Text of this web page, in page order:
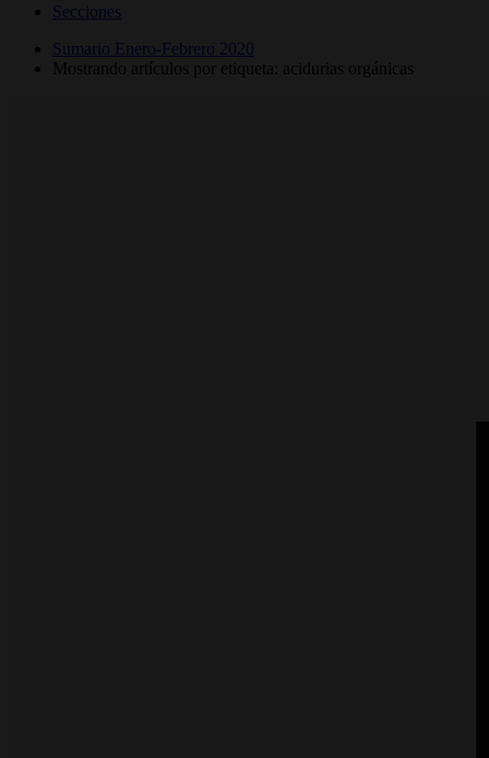
Secciones
Sumario Enero-Febrero 2020
Mostrando artículos por etiqueta: acidurias orgánicas